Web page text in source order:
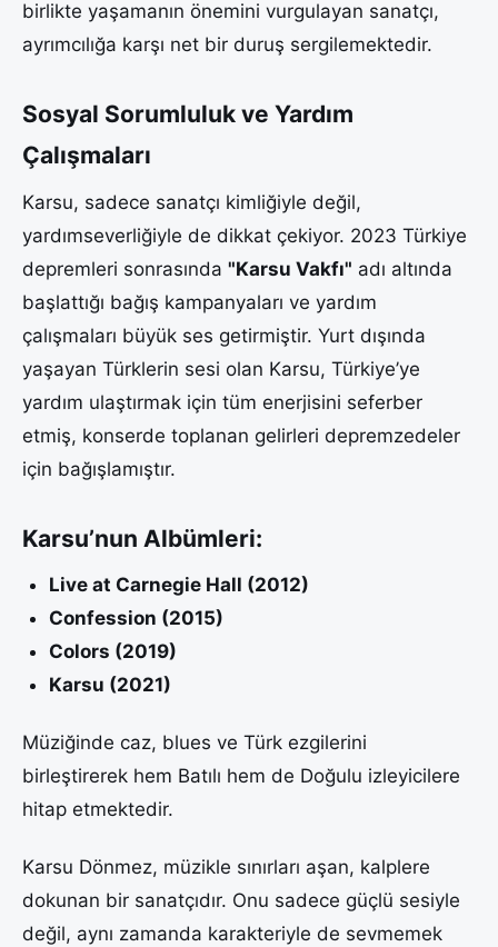
birlikte yaşamanın önemini vurgulayan sanatçı,
ayrımcılığa karşı net bir duruş sergilemektedir.
Sosyal Sorumluluk ve Yardım
Çalışmaları
Karsu, sadece sanatçı kimliğiyle değil,
yardımseverliğiyle de dikkat çekiyor. 2023 Türkiye
depremleri sonrasında "Karsu Vakfı" adı altında
başlattığı bağış kampanyaları ve yardım
çalışmaları büyük ses getirmiştir. Yurt dışında
yaşayan Türklerin sesi olan Karsu, Türkiye’ye
yardım ulaştırmak için tüm enerjisini seferber
etmiş, konserde toplanan gelirleri depremzedeler
için bağışlamıştır.
Karsu’nun Albümleri:
Live at Carnegie Hall (2012)
Confession (2015)
Colors (2019)
Karsu (2021)
Müziğinde caz, blues ve Türk ezgilerini
birleştirerek hem Batılı hem de Doğulu izleyicilere
hitap etmektedir.
Karsu Dönmez, müzikle sınırları aşan, kalplere
dokunan bir sanatçıdır. Onu sadece güçlü sesiyle
değil, aynı zamanda karakteriyle de sevmemek